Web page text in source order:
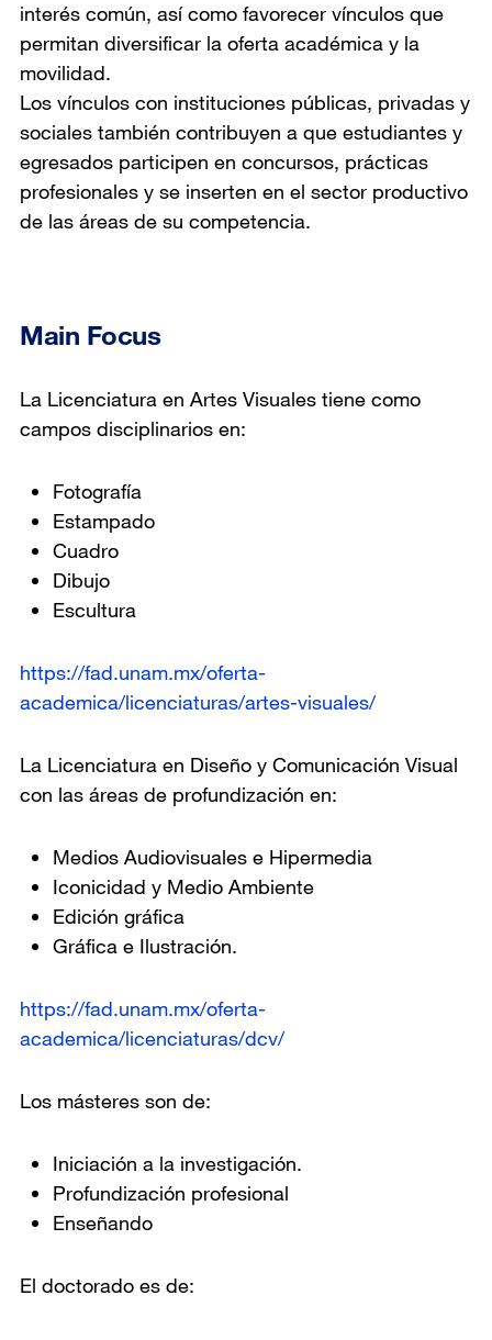
interés común, así como favorecer vínculos que
permitan diversificar la oferta académica y la
movilidad.
Los vínculos con instituciones públicas, privadas y
sociales también contribuyen a que estudiantes y
egresados ​​participen en concursos, prácticas
profesionales y se inserten en el sector productivo
de las áreas de su competencia.
Main Focus
La Licenciatura en Artes Visuales tiene como
campos disciplinarios en:
Fotografía
Estampado
Cuadro
Dibujo
Escultura
https://fad.unam.mx/oferta-
academica/licenciaturas/artes-visuales/
La Licenciatura en Diseño y Comunicación Visual
con las áreas de profundización en:
Medios Audiovisuales e Hipermedia
Iconicidad y Medio Ambiente
Edición gráfica
Gráfica e Ilustración.
https://fad.unam.mx/oferta-
academica/licenciaturas/dcv/
Los másteres son de:
Iniciación a la investigación.
Profundización profesional
Enseñando
El doctorado es de: